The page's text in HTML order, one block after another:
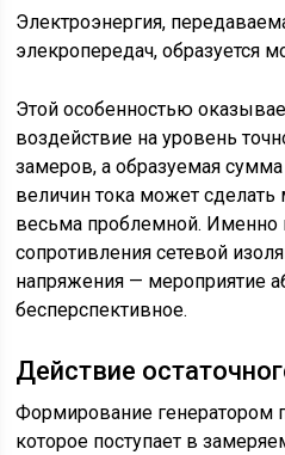
Электроэнергия,
элекропередач, образуется
Этой особенностью
воздействие на уровень
замеров, а образуемая
величин тока может сделать
весьма проблемной. Именно
сопротивления сетевой
напряжения — мероприятие
бесперспективное.
Действие
Формирование генератором
которое поступает в